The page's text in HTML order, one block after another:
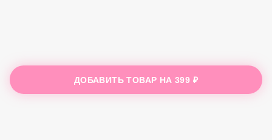
ДОБАВИТЬ ТОВАР НА399 ₽